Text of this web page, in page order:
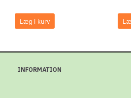
Læg i kurv
INFORMATION